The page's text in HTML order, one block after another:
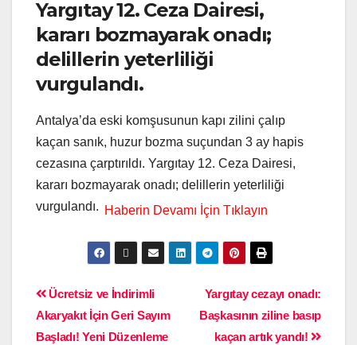
Yargıtay 12. Ceza Dairesi,
kararı bozmayarak onadı;
delillerin yeterliliği
vurgulandı.
Antalya’da eski komşusunun kapı zilini çalıp
kaçan sanık, huzur bozma suçundan 3 ay hapis
cezasına çarptırıldı. Yargıtay 12. Ceza Dairesi,
kararı bozmayarak onadı; delillerin yeterliliği
vurgulandı.
Yargıtay cezayı onadı:
Başkasının ziline basıp
kaçan artık yandı!
Ücretsiz ve İndirimli
Akaryakıt İçin Geri Sayım
Başladı! Yeni Düzenleme